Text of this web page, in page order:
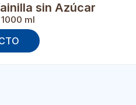
sin Azúcar
ml